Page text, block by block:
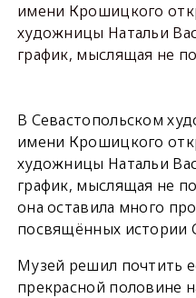
имени Крошицкого
художницы Натальи
график, мыслящая не
В Севастопольском
имени Крошицкого
художницы Натальи
график, мыслящая не
она оставила много
посвящённых истории
Музей решил почтить
прекрасной половине